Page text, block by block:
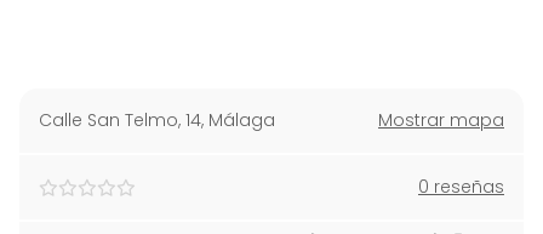
Calle San Telmo, 14, Málaga Mostrar mapa
0 reseñas